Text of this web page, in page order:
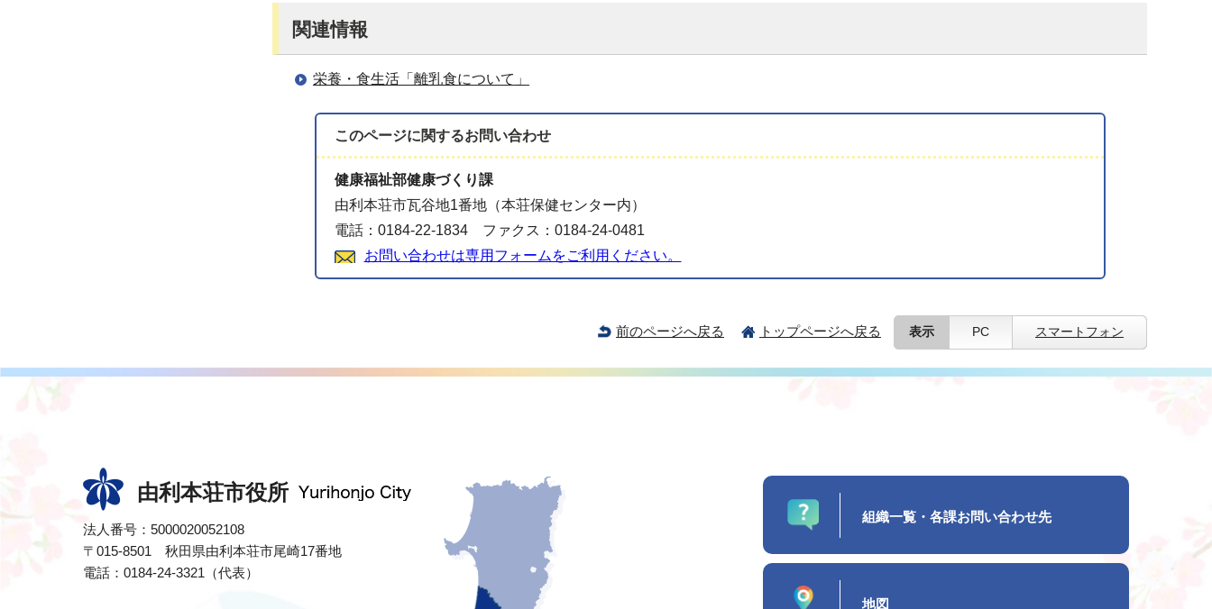
関連情報
栄養・食生活「離乳食について」
このページに関するお問い合わせ
健康福祉部健康づくり課
由利本荘市瓦谷地1番地（本荘保健センター内）
電話：0184-22-1834 ファクス：0184-24-0481
お問い合わせは専用フォームをご利用ください。
前のページへ戻る トップページへ戻る 表示 PC スマートフォン
由利本荘市役所
法人番号：5000020052108
〒015-8501 秋田県由利本荘市尾崎17番地
電話：0184-24-3321（代表）
組織一覧・各課お問い合わせ先
地図